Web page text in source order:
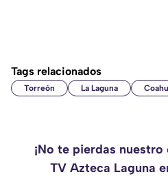
Tags relacionados
Torreón La Laguna
¡No te pierdas
TV Azteca Laguna